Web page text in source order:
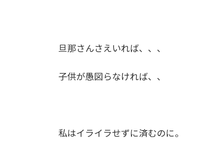
旦那さんさえいれば、、、
子供が愚図らなければ、、
私はイライラせずに済むのに。